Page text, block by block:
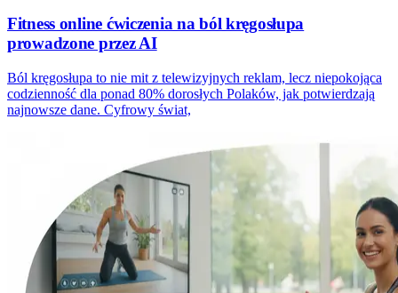
Fitness online ćwiczenia na ból kręgosłupa
prowadzone przez AI
Ból kręgosłupa to nie mit z telewizyjnych reklam, lecz niepokojąca
codzienność dla ponad 80% dorosłych Polaków, jak potwierdzają
najnowsze dane. Cyfrowy świat,